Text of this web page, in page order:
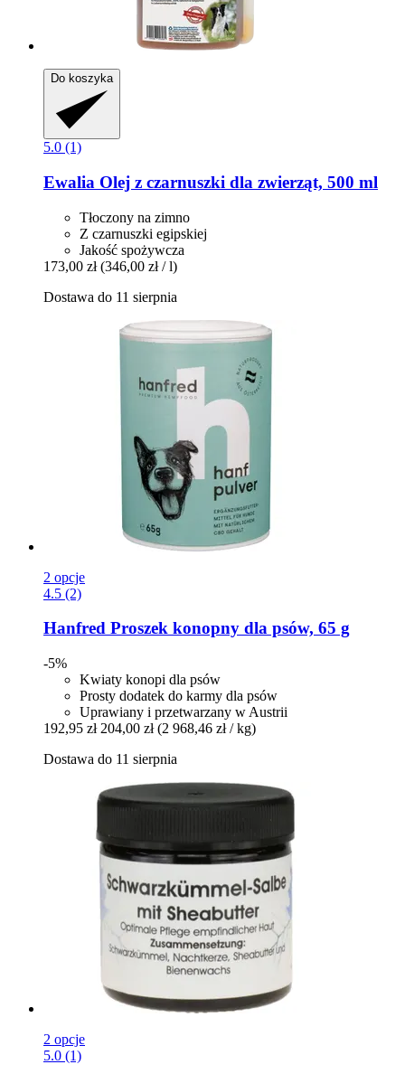
Do koszyka
5.0 (1)
Ewalia Olej z czarnuszki dla zwierząt, 500 ml
Tłoczony na zimno
Z czarnuszki egipskiej
Jakość spożywcza
173,00 zł (346,00 zł / l)
Dostawa do 11 sierpnia
2 opcje
4.5 (2)
Hanfred Proszek konopny dla psów, 65 g
-5%
Kwiaty konopi dla psów
Prosty dodatek do karmy dla psów
Uprawiany i przetwarzany w Austrii
192,95 zł 204,00 zł (2 968,46 zł / kg)
Dostawa do 11 sierpnia
2 opcje
5.0 (1)